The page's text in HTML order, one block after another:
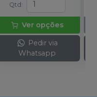
Qtd :
Ver opções
Pedir via
Whatsapp